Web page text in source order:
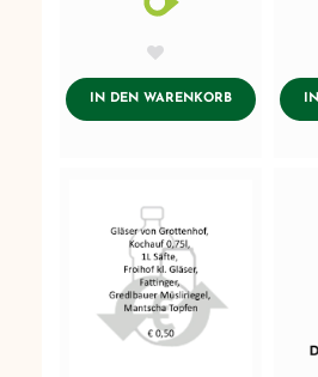
IN DEN WARENKORBADDTOCART